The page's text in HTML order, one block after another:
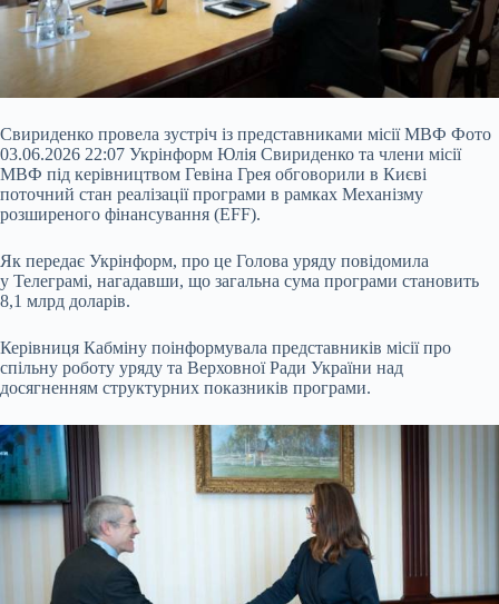
Свириденко провела зустріч із представниками місії МВФ Фото
03.06.2026 22:07 Укрінформ Юлія Свириденко та члени місії
МВФ під керівництвом Гевіна Грея обговорили в Києві
поточний стан реалізації програми в рамках Механізму
розширеного фінансування (EFF).
Як передає Укрінформ, про це Голова уряду повідомила
у Телеграмі, нагадавши, що загальна сума програми становить
8,1 млрд доларів.
Керівниця Кабміну поінформувала представників місії про
спільну роботу уряду та Верховної Ради України над
досягненням структурних показників програми.